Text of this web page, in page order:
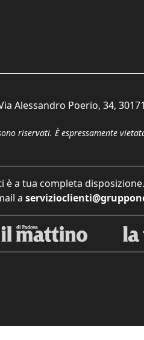
Alessandro Poerio, 34,
riservati. È espressamente
è a tua completa disposizione.
a